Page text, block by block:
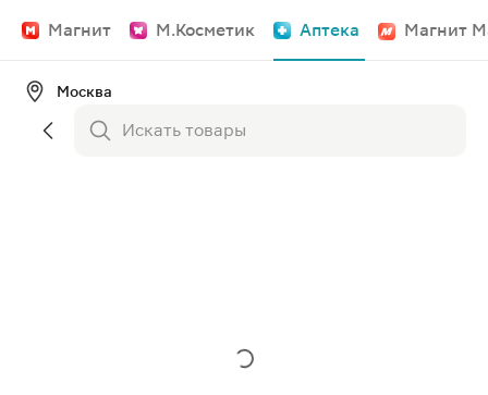
Магнит М.Косметик Аптека Магнит
Москва